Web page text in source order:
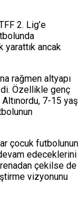
2. Lig’e
yarattık ancak
rağmen altyapı
Özellikle genç
7-15 yaş
çocuk futbolunun
edeceklerini
çekilse de
vizyonunu